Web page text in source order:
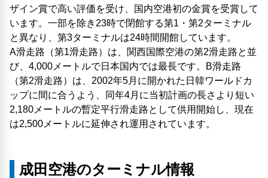
ザイン賞で高い評価を受け、国内空港初の金賞を受賞して
います。一部を除き23時で閉館する第1・第2ターミナル
と異なり、第3ターミナルは24時間開館しています。
A滑走路（第1滑走路）は、関西国際空港の第2滑走路と並
び、4,000メートルで日本国内では最長です。B滑走路
（第2滑走路）は、2002年5月に開かれた日韓ワールドカ
ップに間に合うよう、同年4月に当初計画の長さより短い
2,180メートルの暫定平行滑走路として供用開始し、現在
は2,500メートルに延伸され運用されています。
成田空港のターミナル情報